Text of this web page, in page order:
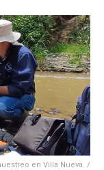
en Villa Nueva. /